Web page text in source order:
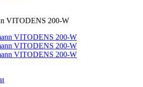
VITODENS 200-W